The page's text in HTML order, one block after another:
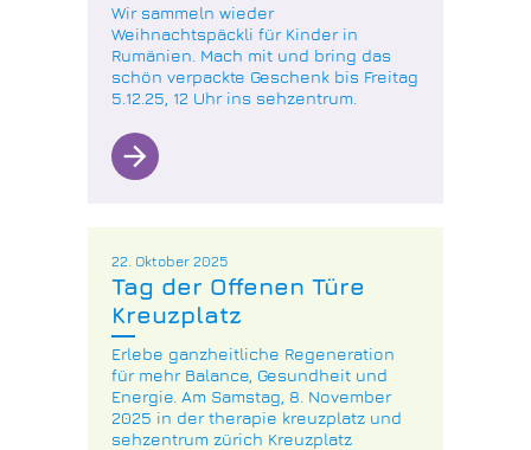
Wir sammeln wieder
Weihnachtspäckli für Kinder in
Rumänien. Mach mit und bring das
schön verpackte Geschenk bis Freitag
5.12.25, 12 Uhr ins sehzentrum.
arrow_forward
22. Oktober 2025
Tag der Offenen Türe
Kreuzplatz
Erlebe ganzheitliche Regeneration
für mehr Balance, Gesundheit und
Energie. Am Samstag, 8. November
2025 in der therapie kreuzplatz und
sehzentrum zürich Kreuzplatz